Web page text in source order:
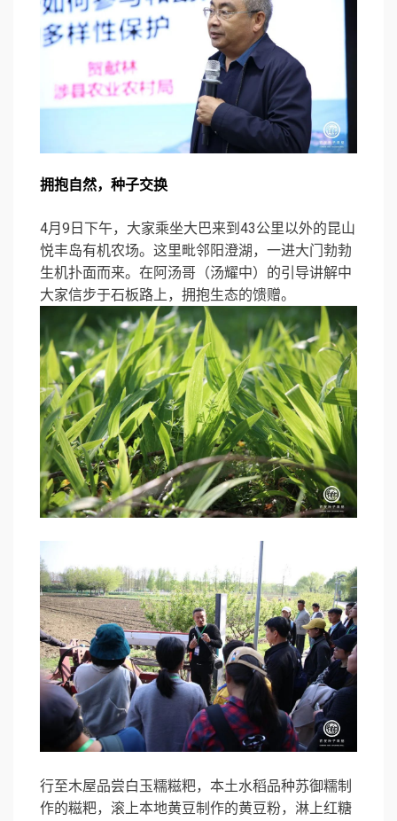
拥抱自然，种子交换
4月9日下午，大家乘坐大巴来到43公里以外的昆山
悦丰岛有机农场。这里毗邻阳澄湖，一进大门勃勃
生机扑面而来。在阿汤哥（汤耀中）的引导讲解中
大家信步于石板路上，拥抱生态的馈赠。
行至木屋品尝白玉糯糍粑，本土水稻品种苏御糯制
作的糍粑，滚上本地黄豆制作的黄豆粉，淋上红糖